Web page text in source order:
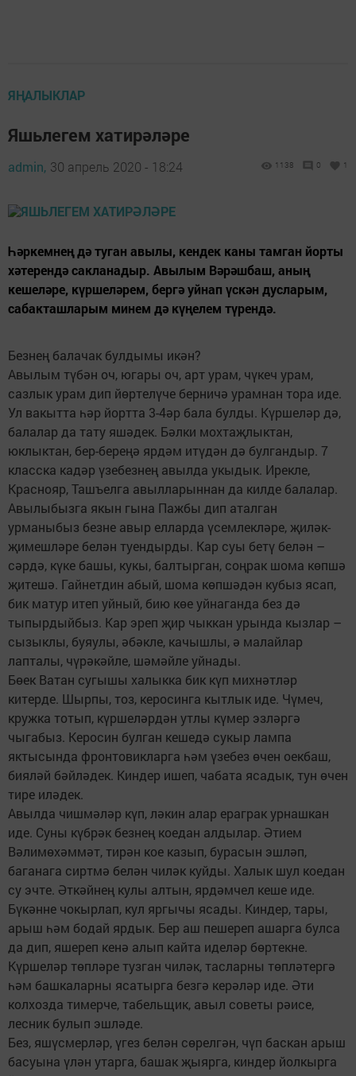
ЯҢАЛЫКЛАР
Яшьлегем хатирәләре
admin, 30 апрель 2020 - 18:24 1138 0 1
Һәркемнең дә туган авылы, кендек каны тамган йорты
хәтерендә сакланадыр. Авылым Вәрәшбаш, аның
кешеләре, күршеләрем, бергә уйнап үскән дусларым,
сабакташларым минем дә күңелем түрендә.
Безнең балачак булдымы икән?
Авылым түбән оч, югары оч, арт урам, чүкеч урам,
сазлык урам дип йөртелүче берничә урамнан тора иде.
Ул вакытта һәр йортта 3-4әр бала булды. Күршеләр дә,
балалар да тату яшәдек. Бәлки мохтаҗлыктан,
юклыктан, бер-береңә ярдәм итүдән дә булгандыр. 7
класска кадәр үзебезнең авылда укыдык. Ирекле,
Краснояр, Ташъелга авылларыннан да килде балалар.
Авылыбызга якын гына Пажбы дип аталган
урманыбыз безне авыр елларда үсемлекләре, җиләк-
җимешләре белән туендырды. Кар суы бетү белән –
сәрдә, күке башы, кукы, балтырган, соңрак шома көпшә
җитешә. Гайнетдин абый, шома көпшәдән кубыз ясап,
бик матур итеп уйный, бию көе уйнаганда без дә
тыпырдыйбыз. Кар эреп җир чыккан урында кызлар –
сызыклы, буяулы, әбәкле, качышлы, ә малайлар
лапталы, чүрәкәйле, шәмәйле уйнады.
Бөек Ватан сугышы халыкка бик күп михнәтләр
китерде. Шырпы, тоз, керосинга кытлык иде. Чүмеч,
кружка тотып, күршеләрдән утлы күмер эзләргә
чыгабыз. Керосин булган кешедә сукыр лампа
яктысында фронтовикларга һәм үзебез өчен оекбаш,
бияләй бәйләдек. Киндер ишеп, чабата ясадык, тун өчен
тире иләдек.
Авылда чишмәләр күп, ләкин алар ераграк урнашкан
иде. Суны күбрәк безнең коедан алдылар. Әтием
Вәлимөхәммәт, тирән кое казып, бурасын эшләп,
баганага сиртмә белән чиләк куйды. Халык шул коедан
су эчте. Әткәйнең кулы алтын, ярдәмчел кеше иде.
Бүкәнне чокырлап, кул яргычы ясады. Киндер, тары,
арыш һәм бодай ярдык. Бер аш пешереп ашарга булса
да дип, яшереп кенә алып кайта иделәр бөртекне.
Күршеләр төпләре тузган чиләк, тасларны төпләтергә
һәм башкаларны ясатырга безгә керәләр иде. Әти
колхозда тимерче, табельщик, авыл советы рәисе,
лесник булып эшләде.
Без, яшүсмерләр, үгез белән сөрелгән, чүп баскан арыш
басуына үлән утарга, башак җыярга, киндер йолкырга